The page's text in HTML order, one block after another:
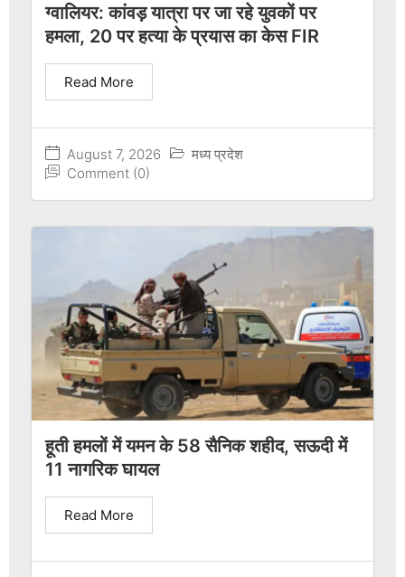
ग्वालियर: कांवड़ यात्रा पर जा रहे युवकों पर
हमला, 20 पर हत्या के प्रयास का केस FIR
August 7, 2026
मध्य प्रदेश
Comment (0)
Read More
हूती हमलों में यमन के 58 सैनिक शहीद, सऊदी में
11 नागरिक घायल
Read More